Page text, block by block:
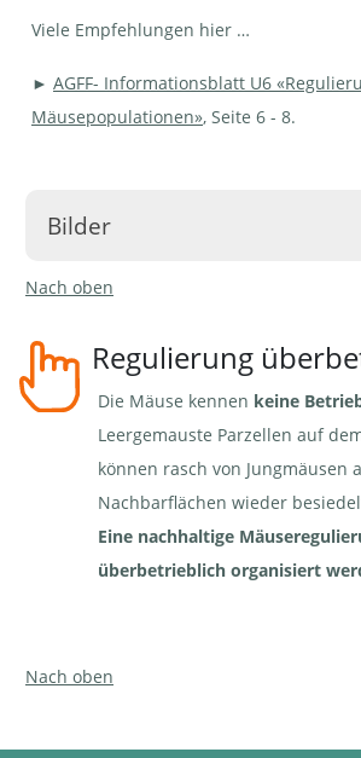
Viele Empfehlungen hier …
► AGFF- Informationsblatt U6
Mäusepopulationen», Seite 6 - 8.
Bilder
Rotfuchs | © Pixabay, F.Schmid
Rotfuchs |
Nach oben
Regulierung
Die Mäuse kennen keine
Leergemauste Parzellen auf
können rasch von Jungmäusen
Nachbarflächen wieder
Eine nachhaltige
überbetrieblich organisiert
Nach oben